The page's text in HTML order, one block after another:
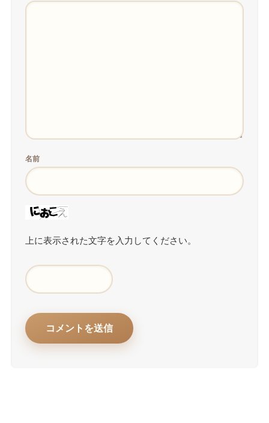
名前
上に表示された文字を入力してください。